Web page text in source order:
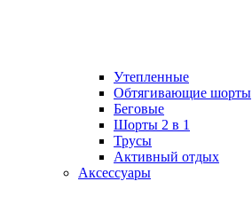
Утепленные
Обтягивающие шорты
Беговые
Шорты 2 в 1
Трусы
Активный отдых
Аксессуары